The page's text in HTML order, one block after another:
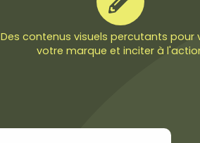
Des contenus visuels percutants pour
votre marque et inciter à